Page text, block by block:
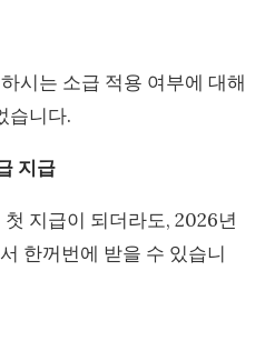
시는 소급 적용 여부에 대해
습니다.
지급
지급이 되더라도, 2026년
한꺼번에 받을 수 있습니